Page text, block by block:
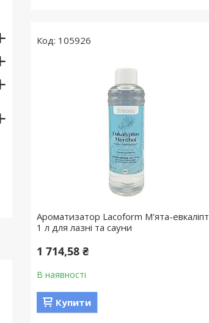
105926
Ароматизатор Lacoform М'ята-евкаліпт
1 л для лазні та сауни
1 714,58 ₴
В наявності
Купити